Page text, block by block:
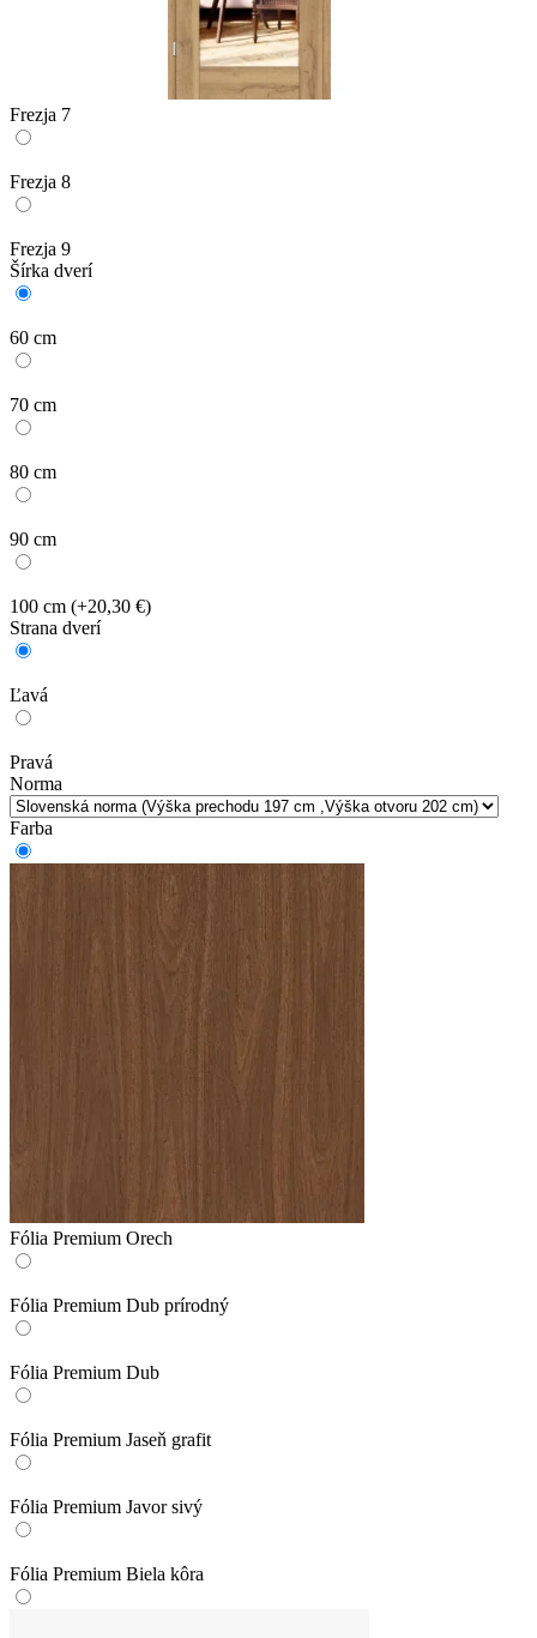
Frezja 7
Frezja 8
Frezja 9
Šírka dverí
60 cm
70 cm
80 cm
90 cm
100 cm (+20,30 €)
Strana dverí
Ľavá
Pravá
Norma
Farba
Fólia Premium Orech
Fólia Premium Dub prírodný
Fólia Premium Dub
Fólia Premium Jaseň grafit
Fólia Premium Javor sivý
Fólia Premium Biela kôra